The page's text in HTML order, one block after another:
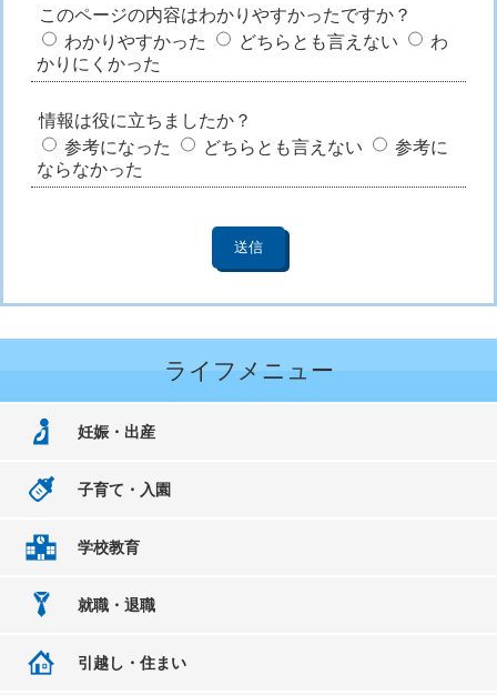
このページの内容はわかりやすかったですか？
わかりやすかった
どちらとも言えない
わ
かりにくかった
情報は役に立ちましたか？
参考になった
どちらとも言えない
参考に
ならなかった
ライフメニュー
妊娠・出産
子育て・入園
学校教育
就職・退職
引越し・住まい